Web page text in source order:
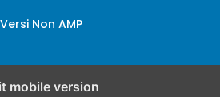
Versi Non AMP
mobile version